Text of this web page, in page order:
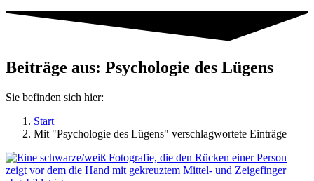
Beiträge aus: Psychologie des Lügens
Sie befinden sich hier:
Start
Mit "Psychologie des Lügens" verschlagwortete Einträge